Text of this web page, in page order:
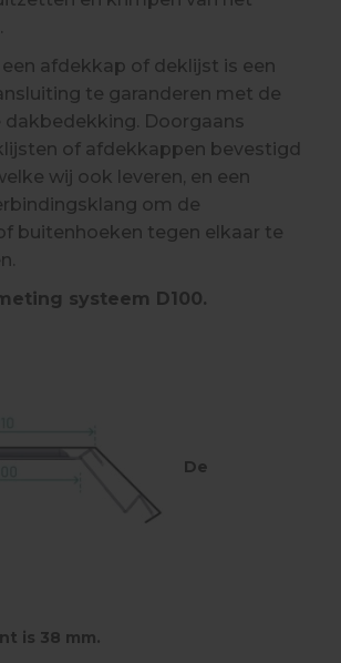
een afdekkap of deklijst is een
te garanderen met de
Doorgaans
of afdekkappen bevestigd
wij ook leveren, en een
om de
buitenhoeken tegen elkaar te
systeem D100.
De
is 38 mm.